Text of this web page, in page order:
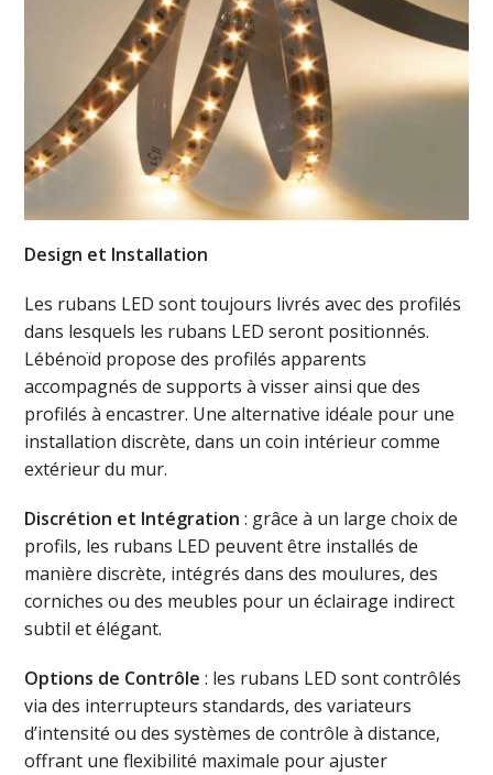
Design et Installation
Les rubans LED sont toujours livrés avec des profilés
dans lesquels les rubans LED seront positionnés.
Lébénoïd propose des profilés apparents
accompagnés de supports à visser ainsi que des
profilés à encastrer. Une alternative idéale pour une
installation discrète, dans un coin intérieur comme
extérieur du mur.
Discrétion et Intégration : grâce à un large choix de
profils, les rubans LED peuvent être installés de
manière discrète, intégrés dans des moulures, des
corniches ou des meubles pour un éclairage indirect
subtil et élégant.
Options de Contrôle : les rubans LED sont contrôlés
via des interrupteurs standards, des variateurs
d’intensité ou des systèmes de contrôle à distance,
offrant une flexibilité maximale pour ajuster